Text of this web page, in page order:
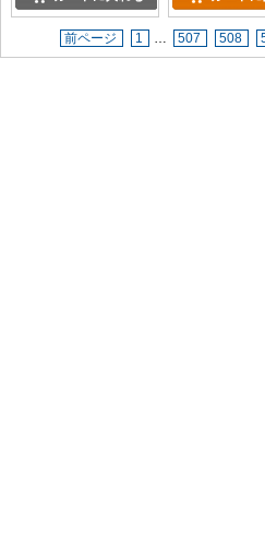
前ページ 1 … 507 508